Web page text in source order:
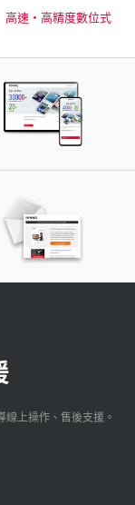
高速·高精度數位式
線上操作、售後支援。